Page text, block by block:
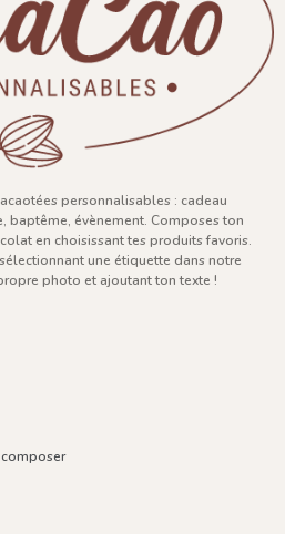
personnalisables : cadeau
baptême, évènement. Composes ton
en choisissant tes produits favoris.
une étiquette dans notre
photo et ajoutant ton texte !